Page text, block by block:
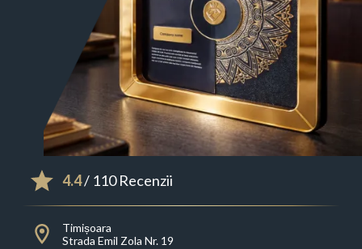
4.4/ 110 Recenzii
Timișoara
Strada Emil Zola Nr. 19